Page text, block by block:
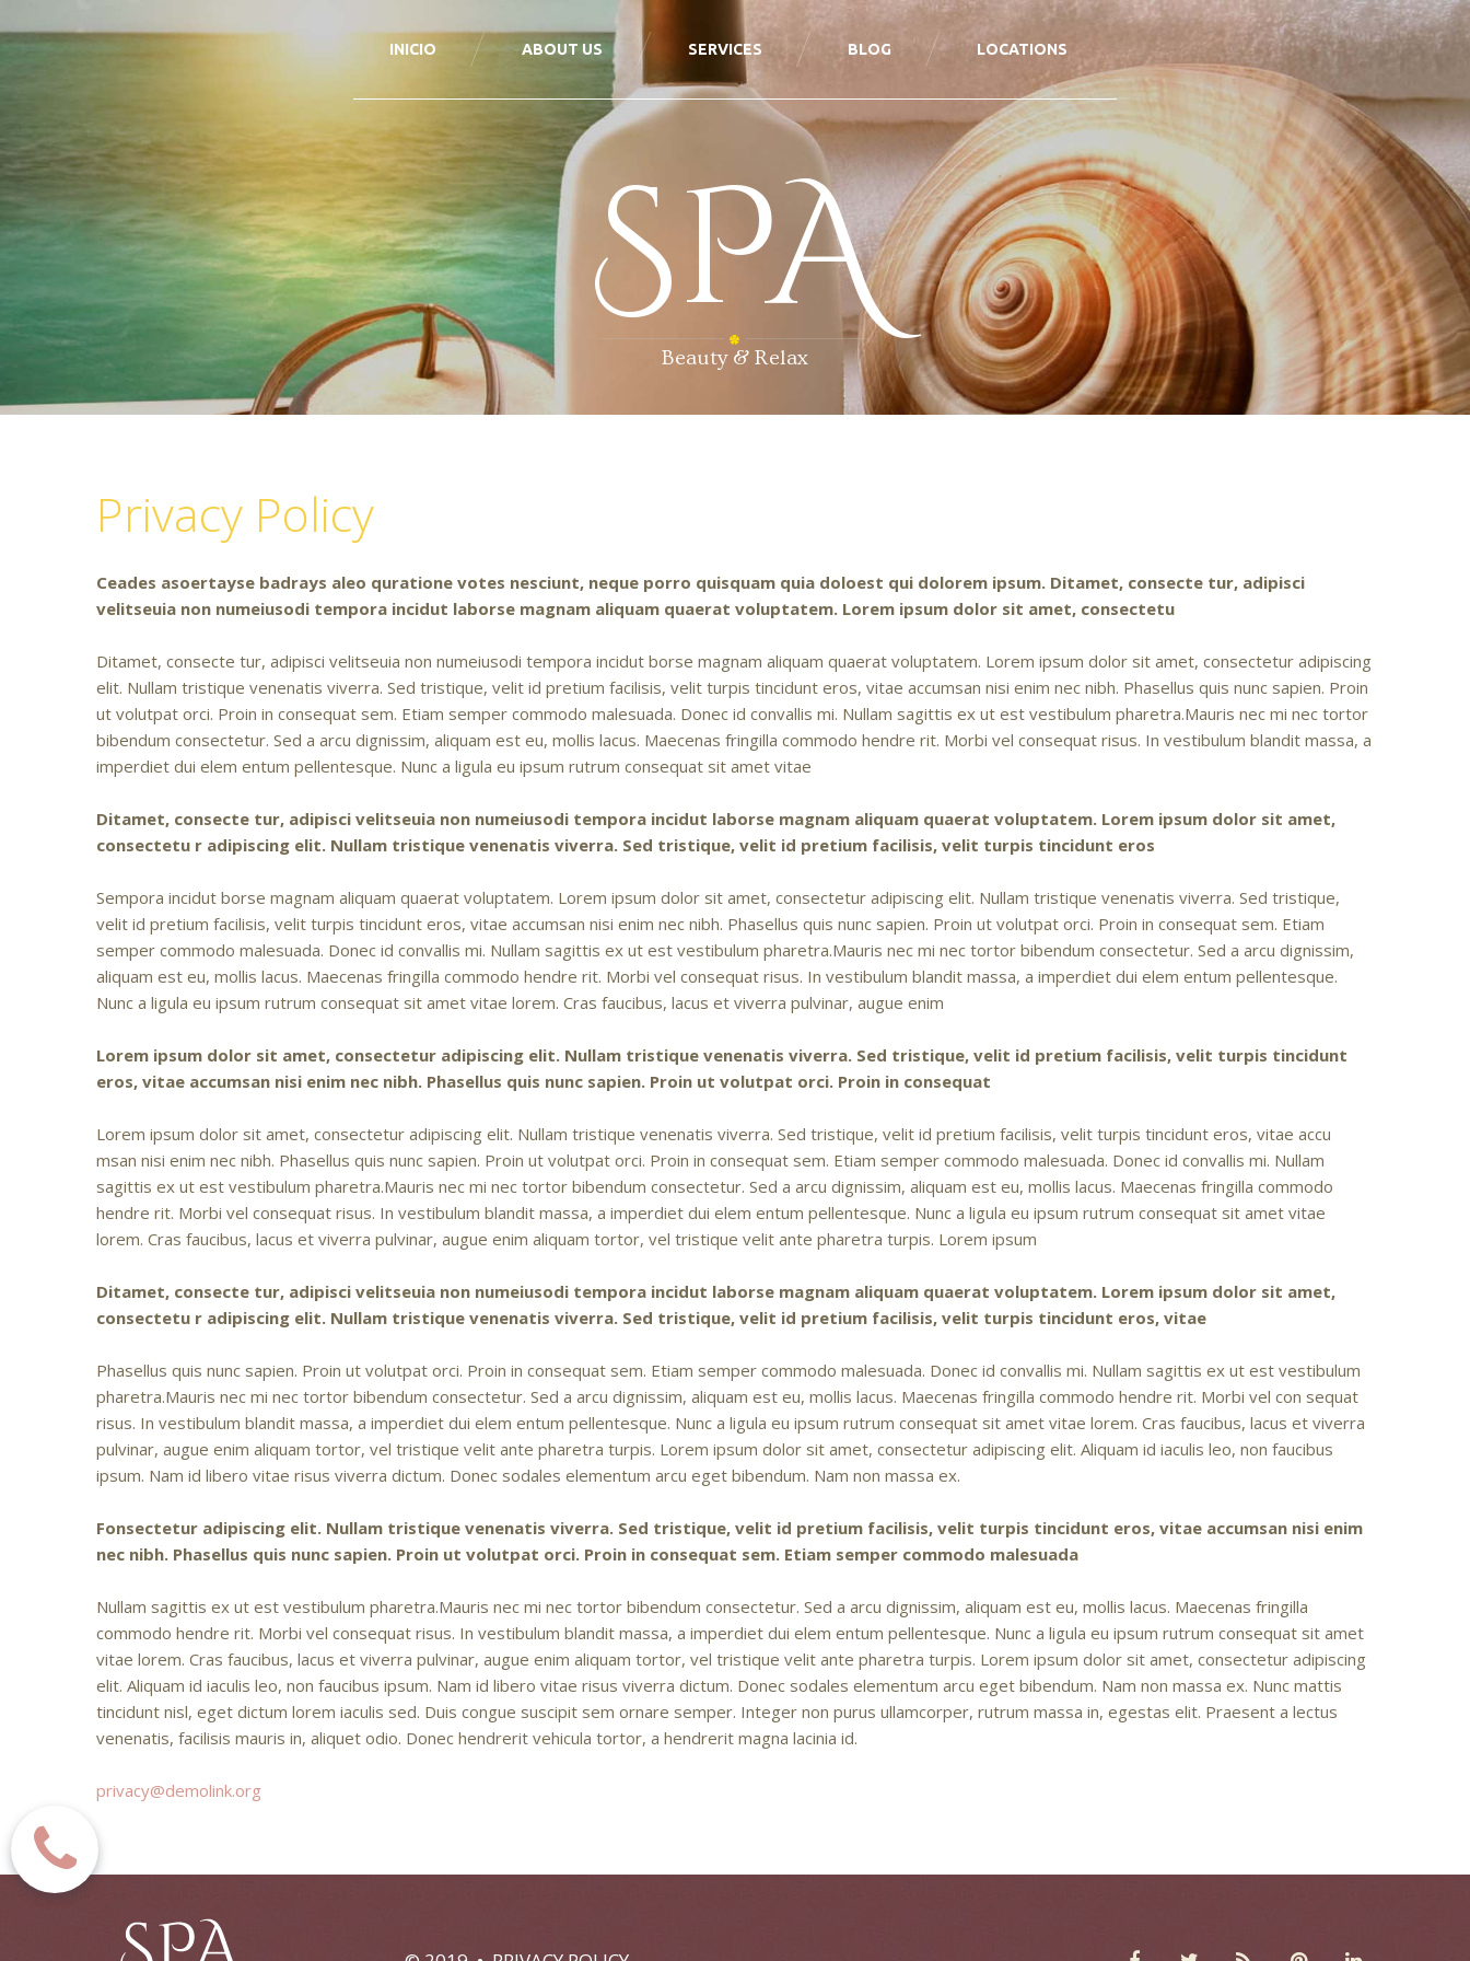
INICIO ABOUT US SERVICES BLOG LOCATIONS
SPA
Beauty & Relax
Privacy Policy
Ceades asoertayse badrays aleo quratione votes nesciunt, neque porro quisquam quia doloest qui dolorem ipsum. Ditamet, consecte tur, adipisci
velitseuia non numeiusodi tempora incidut laborse magnam aliquam quaerat voluptatem. Lorem ipsum dolor sit amet, consectetu
Ditamet, consecte tur, adipisci velitseuia non numeiusodi tempora incidut borse magnam aliquam quaerat voluptatem. Lorem ipsum dolor sit amet, consectetur adipiscing
elit. Nullam tristique venenatis viverra. Sed tristique, velit id pretium facilisis, velit turpis tincidunt eros, vitae accumsan nisi enim nec nibh. Phasellus quis nunc sapien. Proin
ut volutpat orci. Proin in consequat sem. Etiam semper commodo malesuada. Donec id convallis mi. Nullam sagittis ex ut est vestibulum pharetra.Mauris nec mi nec tortor
bibendum consectetur. Sed a arcu dignissim, aliquam est eu, mollis lacus. Maecenas fringilla commodo hendre rit. Morbi vel consequat risus. In vestibulum blandit massa, a
imperdiet dui elem entum pellentesque. Nunc a ligula eu ipsum rutrum consequat sit amet vitae
Ditamet, consecte tur, adipisci velitseuia non numeiusodi tempora incidut laborse magnam aliquam quaerat voluptatem. Lorem ipsum dolor sit amet,
consectetu r adipiscing elit. Nullam tristique venenatis viverra. Sed tristique, velit id pretium facilisis, velit turpis tincidunt eros
Sempora incidut borse magnam aliquam quaerat voluptatem. Lorem ipsum dolor sit amet, consectetur adipiscing elit. Nullam tristique venenatis viverra. Sed tristique,
velit id pretium facilisis, velit turpis tincidunt eros, vitae accumsan nisi enim nec nibh. Phasellus quis nunc sapien. Proin ut volutpat orci. Proin in consequat sem. Etiam
semper commodo malesuada. Donec id convallis mi. Nullam sagittis ex ut est vestibulum pharetra.Mauris nec mi nec tortor bibendum consectetur. Sed a arcu dignissim,
aliquam est eu, mollis lacus. Maecenas fringilla commodo hendre rit. Morbi vel consequat risus. In vestibulum blandit massa, a imperdiet dui elem entum pellentesque.
Nunc a ligula eu ipsum rutrum consequat sit amet vitae lorem. Cras faucibus, lacus et viverra pulvinar, augue enim
Lorem ipsum dolor sit amet, consectetur adipiscing elit. Nullam tristique venenatis viverra. Sed tristique, velit id pretium facilisis, velit turpis tincidunt
eros, vitae accumsan nisi enim nec nibh. Phasellus quis nunc sapien. Proin ut volutpat orci. Proin in consequat
Lorem ipsum dolor sit amet, consectetur adipiscing elit. Nullam tristique venenatis viverra. Sed tristique, velit id pretium facilisis, velit turpis tincidunt eros, vitae accu
msan nisi enim nec nibh. Phasellus quis nunc sapien. Proin ut volutpat orci. Proin in consequat sem. Etiam semper commodo malesuada. Donec id convallis mi. Nullam
sagittis ex ut est vestibulum pharetra.Mauris nec mi nec tortor bibendum consectetur. Sed a arcu dignissim, aliquam est eu, mollis lacus. Maecenas fringilla commodo
hendre rit. Morbi vel consequat risus. In vestibulum blandit massa, a imperdiet dui elem entum pellentesque. Nunc a ligula eu ipsum rutrum consequat sit amet vitae
lorem. Cras faucibus, lacus et viverra pulvinar, augue enim aliquam tortor, vel tristique velit ante pharetra turpis. Lorem ipsum
Ditamet, consecte tur, adipisci velitseuia non numeiusodi tempora incidut laborse magnam aliquam quaerat voluptatem. Lorem ipsum dolor sit amet,
consectetu r adipiscing elit. Nullam tristique venenatis viverra. Sed tristique, velit id pretium facilisis, velit turpis tincidunt eros, vitae
Phasellus quis nunc sapien. Proin ut volutpat orci. Proin in consequat sem. Etiam semper commodo malesuada. Donec id convallis mi. Nullam sagittis ex ut est vestibulum
pharetra.Mauris nec mi nec tortor bibendum consectetur. Sed a arcu dignissim, aliquam est eu, mollis lacus. Maecenas fringilla commodo hendre rit. Morbi vel con sequat
risus. In vestibulum blandit massa, a imperdiet dui elem entum pellentesque. Nunc a ligula eu ipsum rutrum consequat sit amet vitae lorem. Cras faucibus, lacus et viverra
pulvinar, augue enim aliquam tortor, vel tristique velit ante pharetra turpis. Lorem ipsum dolor sit amet, consectetur adipiscing elit. Aliquam id iaculis leo, non faucibus
ipsum. Nam id libero vitae risus viverra dictum. Donec sodales elementum arcu eget bibendum. Nam non massa ex.
Fonsectetur adipiscing elit. Nullam tristique venenatis viverra. Sed tristique, velit id pretium facilisis, velit turpis tincidunt eros, vitae accumsan nisi enim
nec nibh. Phasellus quis nunc sapien. Proin ut volutpat orci. Proin in consequat sem. Etiam semper commodo malesuada
Nullam sagittis ex ut est vestibulum pharetra.Mauris nec mi nec tortor bibendum consectetur. Sed a arcu dignissim, aliquam est eu, mollis lacus. Maecenas fringilla
commodo hendre rit. Morbi vel consequat risus. In vestibulum blandit massa, a imperdiet dui elem entum pellentesque. Nunc a ligula eu ipsum rutrum consequat sit amet
vitae lorem. Cras faucibus, lacus et viverra pulvinar, augue enim aliquam tortor, vel tristique velit ante pharetra turpis. Lorem ipsum dolor sit amet, consectetur adipiscing
elit. Aliquam id iaculis leo, non faucibus ipsum. Nam id libero vitae risus viverra dictum. Donec sodales elementum arcu eget bibendum. Nam non massa ex. Nunc mattis
tincidunt nisl, eget dictum lorem iaculis sed. Duis congue suscipit sem ornare semper. Integer non purus ullamcorper, rutrum massa in, egestas elit. Praesent a lectus
venenatis, facilisis mauris in, aliquet odio. Donec hendrerit vehicula tortor, a hendrerit magna lacinia id.
privacy@demolink.org